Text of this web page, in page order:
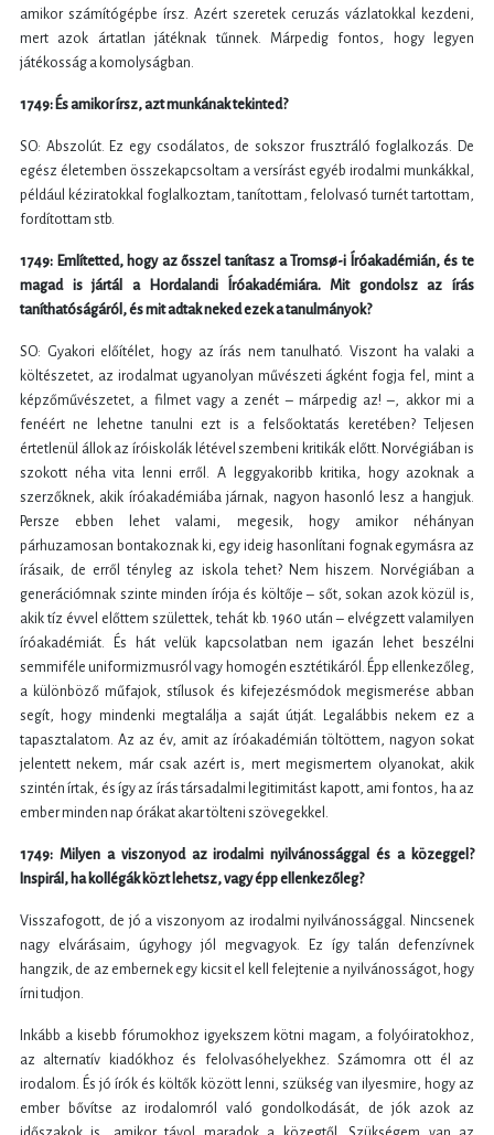
amikor számítógépbe írsz. Azért szeretek ceruzás vázlatokkal kezdeni,
mert azok ártatlan játéknak tűnnek. Márpedig fontos, hogy legyen
játékosság a komolyságban.
1749: És amikor írsz, azt munkának tekinted?
SO: Abszolút. Ez egy csodálatos, de sokszor frusztráló foglalkozás. De
egész életemben összekapcsoltam a versírást egyéb irodalmi munkákkal,
például kéziratokkal foglalkoztam, tanítottam, felolvasó turnét tartottam,
fordítottam stb.
1749: Említetted, hogy az ősszel tanítasz a Tromsø-i Íróakadémián, és te
magad is jártál a Hordalandi Íróakadémiára. Mit gondolsz az írás
taníthatóságáról, és mit adtak neked ezek a tanulmányok?
SO: Gyakori előítélet, hogy az írás nem tanulható. Viszont ha valaki a
költészetet, az irodalmat ugyanolyan művészeti ágként fogja fel, mint a
képzőművészetet, a filmet vagy a zenét – márpedig az! –, akkor mi a
fenéért ne lehetne tanulni ezt is a felsőoktatás keretében? Teljesen
értetlenül állok az íróiskolák létével szembeni kritikák előtt. Norvégiában is
szokott néha vita lenni erről. A leggyakoribb kritika, hogy azoknak a
szerzőknek, akik íróakadémiába járnak, nagyon hasonló lesz a hangjuk.
Persze ebben lehet valami, megesik, hogy amikor néhányan
párhuzamosan bontakoznak ki, egy ideig hasonlítani fognak egymásra az
írásaik, de erről tényleg az iskola tehet? Nem hiszem. Norvégiában a
generációmnak szinte minden írója és költője – sőt, sokan azok közül is,
akik tíz évvel előttem születtek, tehát kb. 1960 után – elvégzett valamilyen
íróakadémiát. És hát velük kapcsolatban nem igazán lehet beszélni
semmiféle uniformizmusról vagy homogén esztétikáról. Épp ellenkezőleg,
a különböző műfajok, stílusok és kifejezésmódok megismerése abban
segít, hogy mindenki megtalálja a saját útját. Legalábbis nekem ez a
tapasztalatom. Az az év, amit az íróakadémián töltöttem, nagyon sokat
jelentett nekem, már csak azért is, mert megismertem olyanokat, akik
szintén írtak, és így az írás társadalmi legitimitást kapott, ami fontos, ha az
ember minden nap órákat akar tölteni szövegekkel.
1749: Milyen a viszonyod az irodalmi nyilvánossággal és a közeggel?
Inspirál, ha kollégák közt lehetsz, vagy épp ellenkezőleg?
Visszafogott, de jó a viszonyom az irodalmi nyilvánossággal. Nincsenek
nagy elvárásaim, úgyhogy jól megvagyok. Ez így talán defenzívnek
hangzik, de az embernek egy kicsit el kell felejtenie a nyilvánosságot, hogy
írni tudjon.
Inkább a kisebb fórumokhoz igyekszem kötni magam, a folyóiratokhoz,
az alternatív kiadókhoz és felolvasóhelyekhez. Számomra ott él az
irodalom. És jó írók és költők között lenni, szükség van ilyesmire, hogy az
ember bővítse az irodalomról való gondolkodását, de jók azok az